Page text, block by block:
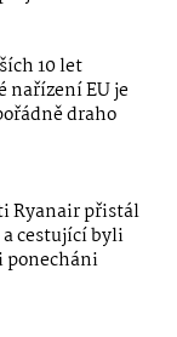
10 let
nařízení EU je
draho
Ryanair přistál
a cestující byli
ponecháni